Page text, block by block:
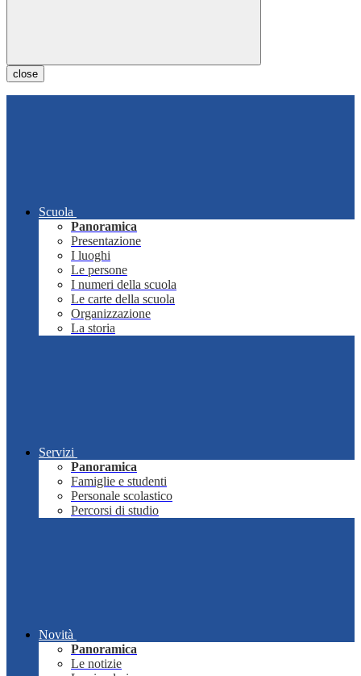
close
Scuola
Panoramica
Presentazione
I luoghi
Le persone
I numeri della scuola
Le carte della scuola
Organizzazione
La storia
Servizi
Panoramica
Famiglie e studenti
Personale scolastico
Percorsi di studio
Novità
Panoramica
Le notizie